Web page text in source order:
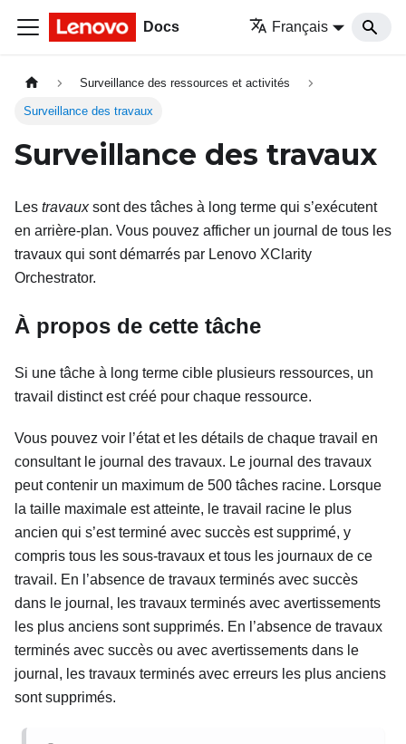
Docs Français
Surveillance des ressources et activités
Surveillance des travaux
Surveillance des travaux
Les travauxsont des tâches à long terme qui s’exécutent
en arrière-plan. Vous pouvez afficher un journal de tous les
travaux qui sont démarrés par Lenovo XClarity
Orchestrator.
À propos de cette tâche
Si une tâche à long terme cible plusieurs ressources, un
travail distinct est créé pour chaque ressource.
Vous pouvez voir l’état et les détails de chaque travail en
consultant le journal des travaux. Le journal des travaux
peut contenir un maximum de 500 tâches racine. Lorsque
la taille maximale est atteinte, le travail racine le plus
ancien qui s’est terminé avec succès est supprimé, y
compris tous les sous-travaux et tous les journaux de ce
travail. En l’absence de travaux terminés avec succès
dans le journal, les travaux terminés avec avertissements
les plus anciens sont supprimés. En l’absence de travaux
terminés avec succès ou avec avertissements dans le
journal, les travaux terminés avec erreurs les plus anciens
sont supprimés.